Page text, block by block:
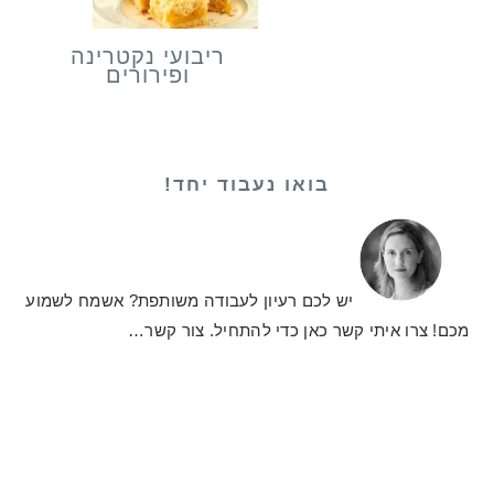
ריבועי נקטרינה
ופירורים
בואו נעבוד יחד!
יש לכם רעיון לעבודה משותפת? אשמח לשמוע
מכם! צרו איתי קשר כאן כדי להתחיל. צור קשר…